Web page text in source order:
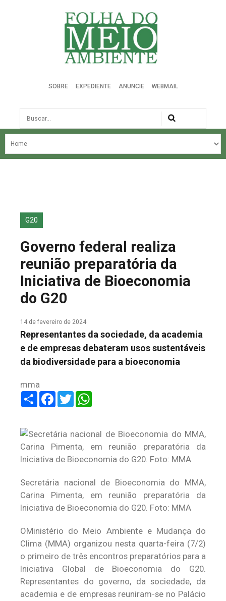
Folha do Meio Ambiente
SOBRE EXPEDIENTE ANUNCIE WEBMAIL
Busca
NOSSA HISTÓRIA
EDIÇÕES ANTERIORES
FALE CONOSCO
G20
Governo federal realiza
reunião preparatória da
Iniciativa de Bioeconomia
do G20
14 de fevereiro de 2024
Representantes da sociedade, da academia
e de empresas debateram usos sustentáveis
da biodiversidade para a bioeconomia
mma
ShareFacebook
Twitter
Secretária nacional de Bioeconomia do MMA,
Carina Pimenta, em reunião preparatória da
Iniciativa de Bioeconomia do G20. Foto: MMA
OMinistério do Meio Ambiente e Mudança do
Clima (MMA) organizou nesta quarta-feira (7/2)
o primeiro de três encontros preparatórios para a
Iniciativa Global de Bioeconomia do G20.
Representantes do governo, da sociedade, da
academia e de empresas reuniram-se no Palácio